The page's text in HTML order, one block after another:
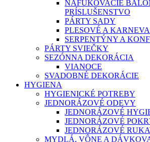
NAFUKOVACIE
PRÍSLUŠENSTVO
PÁRTY SADY
PLESOVÉ A
SERPENTÝNY A
PÁRTY SVIEČKY
SEZÓNNA DEKORÁCIA
VIANOCE
SVADOBNÉ DEKORÁCIE
HYGIENA
HYGIENICKÉ POTREBY
JEDNORÁZOVÉ ODEVY
JEDNORÁZOVÉ
JEDNORÁZOVÉ
JEDNORÁZOVÉ
MYDLÁ, VÔNE A